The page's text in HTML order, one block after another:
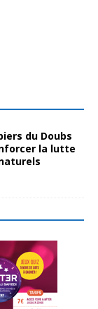
du Doubs
la lutte